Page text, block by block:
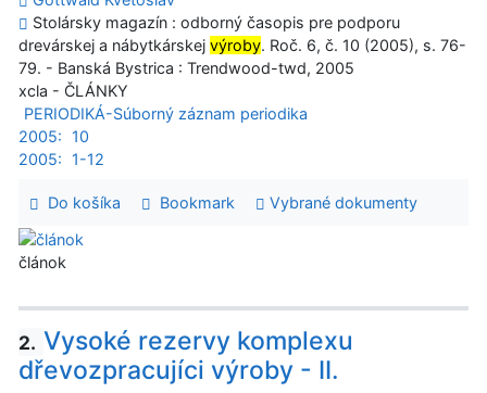
Stolársky magazín : odborný časopis pre podporu
drevárskej a nábytkárskej výroby. Roč. 6, č. 10 (2005), s. 76-
79. - Banská Bystrica : Trendwood-twd, 2005
xcla - ČLÁNKY
PERIODIKÁ-Súborný záznam periodika
2005:
10
2005:
1-12
Do košíka Bookmark Vybrané dokumenty
článok
2. Vysoké rezervy komplexu
dřevozpracujíci výroby - II.